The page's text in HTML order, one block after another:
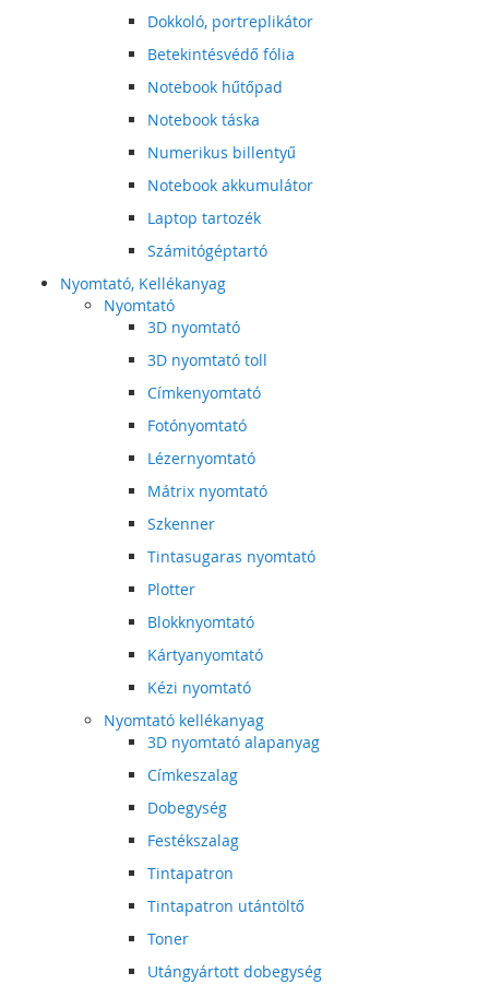
Dokkoló, portreplikátor
Betekintésvédő fólia
Notebook hűtőpad
Notebook táska
Numerikus billentyű
Notebook akkumulátor
Laptop tartozék
Számitógéptartó
Nyomtató, Kellékanyag
Nyomtató
3D nyomtató
3D nyomtató toll
Címkenyomtató
Fotónyomtató
Lézernyomtató
Mátrix nyomtató
Szkenner
Tintasugaras nyomtató
Plotter
Blokknyomtató
Kártyanyomtató
Kézi nyomtató
Nyomtató kellékanyag
3D nyomtató alapanyag
Címkeszalag
Dobegység
Festékszalag
Tintapatron
Tintapatron utántöltő
Toner
Utángyártott dobegység